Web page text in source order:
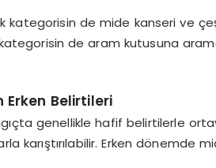
kategorisin de mide kanseri ve
de aram kutusuna
Erken Belirtileri
genellikle hafif belirtilerle
karıştırılabilir. Erken